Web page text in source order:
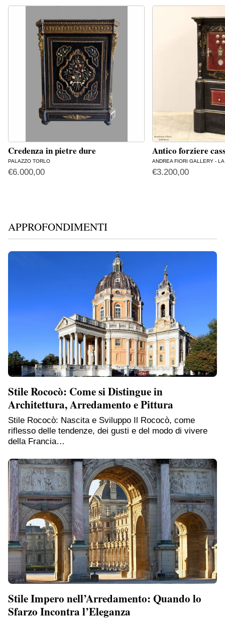
Credenza in pietre dure
PALAZZO TORLO
€6.000,00
Antico forziere
ANDREA FIORI GALLERY -
€3.200,00
APPROFONDIMENTI
Stile Rococò: Come si Distingue in
Architettura, Arredamento e Pittura
Stile Rococò: Nascita e Sviluppo Il Rococò, come
riflesso delle tendenze, dei gusti e del modo di vivere
della Francia…
Stile Impero nell’Arredamento: Quando lo
Sfarzo Incontra l’Eleganza